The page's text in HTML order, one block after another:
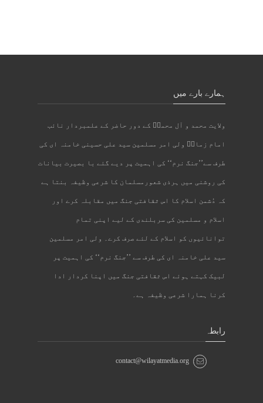
ہمارے بارے میں
ولایت محمد و آل محمدؐ کے دور حاضر کے علمبردار نائب
امام زمانؑ ولی امر مسلمین سید علی حسینی خامنہ ای کی
طرف سے’’جنگ نرم‘‘ کی اہمیت پر دیے گئے با بصیرت بیانات
کی روشنی میں ہرذی شعورمسلمان کا شرعی وظیفہ بنتا ہے
کہ دُشمن اسلام کا اس ثقافتی جنگ میں مقابلہ کرے اور
اسلام و مسلمین کی سربلندی کے لیے اپنی تمام
توانائیوں کو اسلام کے لئے صرف کرے۔ ولی امر مسلمین
سید علی خامنہ ای کی طرف سے ’’جنگ نرم‘‘ کی اہمیت پر
لبیک کہتے ہوئے اس ثقافتی جنگ میں اپنا کردار ادا
کرنا ہمارا شرعی وظیفہ ہے۔
رابطہ
contact@wilayatmedia.org